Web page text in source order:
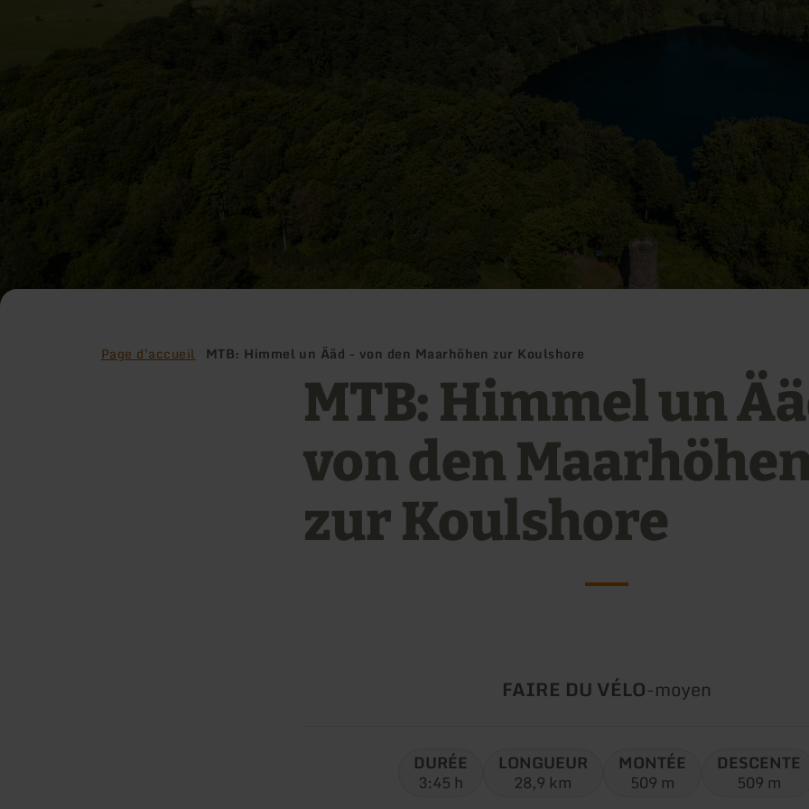
Page d'accueil MTB: Himmel un Ääd - von den Maarhöhen zur Koulshore
MTB: Himmel un
von den
zur Koulshore
Type
FAIRE DU VÉLO-Difficulté:
moyen
DURÉE
3:45 h
LONGUEUR
28,9 km
MONTÉE
509 m
DESCENTE
509 m